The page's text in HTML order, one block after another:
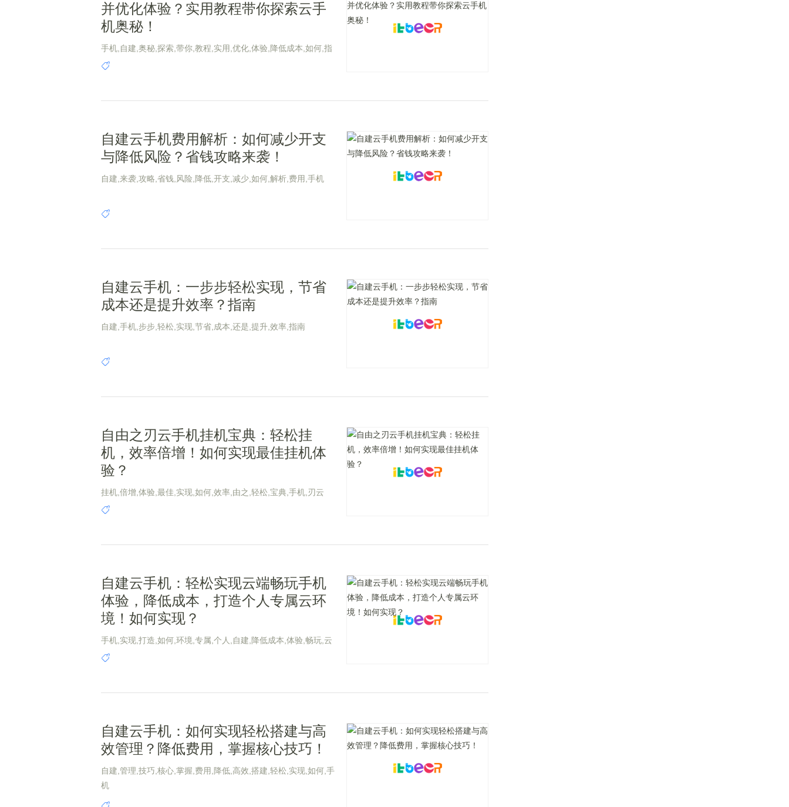
并优化体验？实用教程带你探索云手
机奥秘！
手机,自建,奥秘,探索,带你,教程,实用,优化,体验,降低成本,如何,指
南,畅玩
自建云手机费用解析：如何减少开支
与降低风险？省钱攻略来袭！
自建,来袭,攻略,省钱,风险,降低,开支,减少,如何,解析,费用,手机
自建云手机：一步步轻松实现，节省
成本还是提升效率？指南
自建,手机,步步,轻松,实现,节省,成本,还是,提升,效率,指南
自由之刃云手机挂机宝典：轻松挂
机，效率倍增！如何实现最佳挂机体
验？
挂机,倍增,体验,最佳,实现,如何,效率,由之,轻松,宝典,手机,刃云
自建云手机：轻松实现云端畅玩手机
体验，降低成本，打造个人专属云环
境！如何实现？
手机,实现,打造,如何,环境,专属,个人,自建,降低成本,体验,畅玩,云
端,轻松
自建云手机：如何实现轻松搭建与高
效管理？降低费用，掌握核心技巧！
自建,管理,技巧,核心,掌握,费用,降低,高效,搭建,轻松,实现,如何,手
机